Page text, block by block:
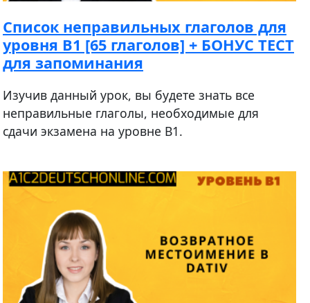
Список неправильных глаголов для
уровня В1 [65 глаголов] + БОНУС ТЕСТ
для запоминания
Изучив данный урок, вы будете знать все
неправильные глаголы, необходимые для
сдачи экзамена на уровне B1.